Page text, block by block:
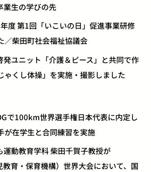
業生の学びの先
度 第1回「いこいの日」促進事業研修
／柴田町社会福祉協議会
発ユニット「介護＆ピース」と共同で作
ゃくし体操」を実施・撮影しました
で100km世界選手権日本代表に内定し
が在学生と合同練習を実施
運動教育学科 柴田千賀子教授が
教育・保育機構）世界大会において、国